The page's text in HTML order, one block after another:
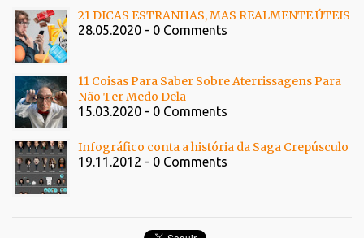
21 DICAS ESTRANHAS, MAS REALMENTE ÚTEIS
28.05.2020 - 0 Comments
11 Coisas Para Saber Sobre Aterrissagens Para
Não Ter Medo Dela
15.03.2020 - 0 Comments
Infográfico conta a história da Saga Crepúsculo
19.11.2012 - 0 Comments